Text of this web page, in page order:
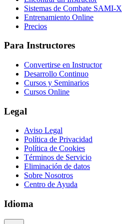
Sistemas de Combate SAMI-X
Entrenamiento Online
Precios
Para Instructores
Convertirse en Instructor
Desarrollo Continuo
Cursos y Seminarios
Cursos Online
Legal
Aviso Legal
Política de Privacidad
Política de Cookies
Términos de Servicio
Eliminación de datos
Sobre Nosotros
Centro de Ayuda
Idioma